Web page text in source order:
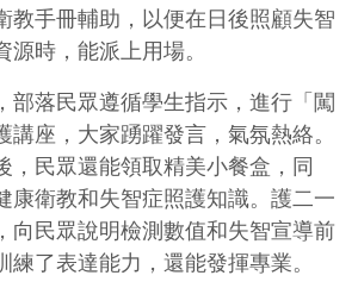
教手冊輔助，以便在日後照顧失智
時，能派上用場。
部落民眾遵循學生指示，進行「闖
講座，大家踴躍發言，氣氛熱絡。
，民眾還能領取精美小餐盒，同
康衛教和失智症照護知識。護二一
向民眾說明檢測數值和失智宣導前
練了表達能力，還能發揮專業。